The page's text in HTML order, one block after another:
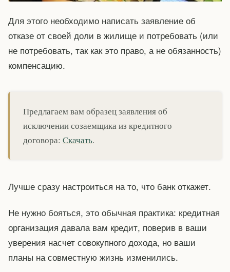
Для этого необходимо написать заявление об
отказе от своей доли в жилище и потребовать (или
не потребовать, так как это право, а не обязанность)
компенсацию.
Предлагаем вам образец заявления об
исключении созаемщика из кредитного
договора: Скачать.
Лучше сразу настроиться на то, что банк откажет.
Не нужно бояться, это обычная практика: кредитная
организация давала вам кредит, поверив в ваши
уверения насчет совокупного дохода, но ваши
планы на совместную жизнь изменились.